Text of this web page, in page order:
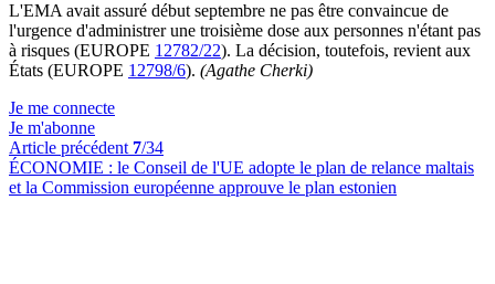
L'EMA avait assuré début septembre ne pas être convaincue de
l'urgence d'administrer une troisième dose aux personnes n'étant pas
à risques (EUROPE 12782/22). La décision, toutefois, revient aux
États (EUROPE 12798/6). (Agathe Cherki)
Je me connecte
Je m'abonne
Article précédent 7/34
ÉCONOMIE : le Conseil de l'UE adopte le plan de relance maltais
et la Commission européenne approuve le plan estonien